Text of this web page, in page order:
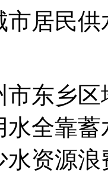
民供
乡区
水全靠
水资源